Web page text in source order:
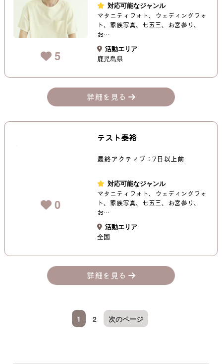
5
対応可能なジャンル
マタニティフォト、ウェディングフォ
ト、家族写真、七五三、お宮参り、
お…
活動エリア
鹿児島県
詳細を見る
0
テスト泰裕
最終アクティブ：7日以上前
対応可能なジャンル
マタニティフォト、ウェディングフォ
ト、家族写真、七五三、お宮参り、
お…
活動エリア
全国
詳細を見る
1 2 次のページ